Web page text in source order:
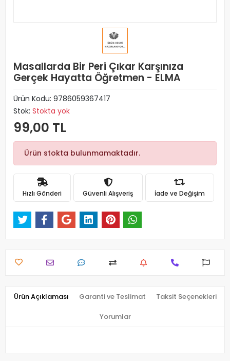
Masallarda Bir Peri Çıkar Karşınıza
Gerçek Hayatta Öğretmen - ELMA
Ürün Kodu: 9786059367417
Stok: Stokta yok
99,00 TL
Ürün stokta bulunmamaktadır.
Hızlı Gönderi Güvenli Alışveriş İade ve Değişim
Ürün Açıklaması Garanti ve Teslimat Taksit Seçenekleri
Yorumlar